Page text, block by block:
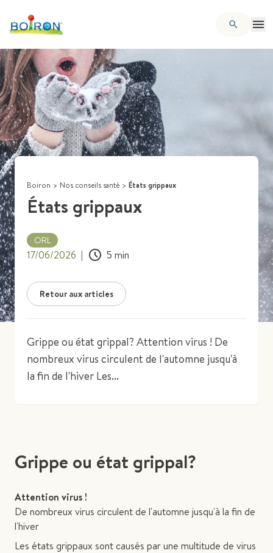
Boiron > Nos conseils santé > États grippaux
États grippaux
ORL
17/06/2026 | 5 min
Retour aux articles
Grippe ou état grippal? Attention virus ! De
nombreux virus circulent de l'automne jusqu'à
la fin de l'hiver Les...
Grippe ou état grippal?
Attention virus !
De nombreux virus circulent de l'automne jusqu'à la fin de
l'hiver
Les états grippaux sont causés par une multitude de virus